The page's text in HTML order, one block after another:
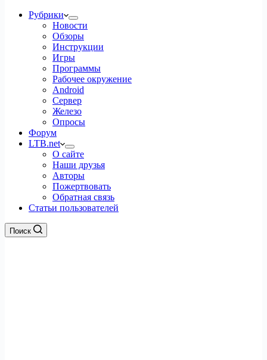
Рубрики
Новости
Обзоры
Инструкции
Игры
Программы
Рабочее окружение
Android
Сервер
Железо
Опросы
Форум
LTB.net
О сайте
Наши друзья
Авторы
Пожертвовать
Обратная связь
Статьи пользователей
Поиск